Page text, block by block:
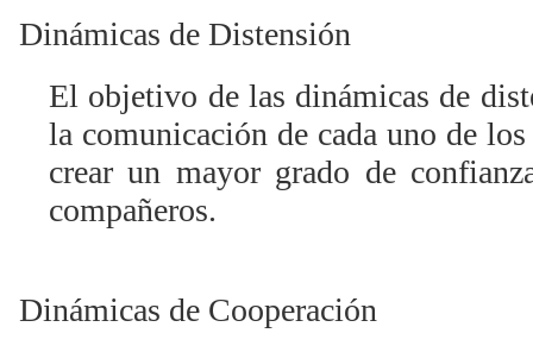
Dinámicas de Distensión
El objetivo de las dinámicas de
la comunicación de cada uno de
crear un mayor grado de
compañeros.
Dinámicas de Cooperación